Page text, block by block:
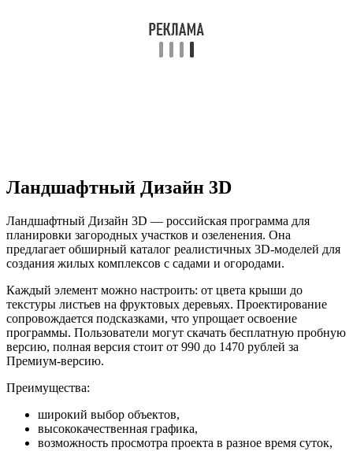
Ландшафтный Дизайн 3D
Ландшафтный Дизайн 3D — российская программа для
планировки загородных участков и озеленения. Она
предлагает обширный каталог реалистичных 3D-моделей для
создания жилых комплексов с садами и огородами.
Каждый элемент можно настроить: от цвета крыши до
текстуры листьев на фруктовых деревьях. Проектирование
сопровождается подсказками, что упрощает освоение
программы. Пользователи могут скачать бесплатную пробную
версию, полная версия стоит от 990 до 1470 рублей за
Премиум-версию.
Преимущества:
широкий выбор объектов,
высококачественная графика,
возможность просмотра проекта в разное время суток,